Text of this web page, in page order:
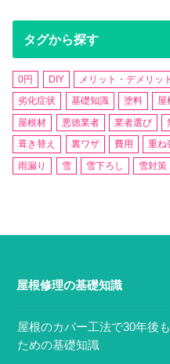
タグから探す
0円 DIY メリット・デメリット
劣化症状
基礎知識 塗料 屋
屋根材
悪徳業者 業者選び
葺き替え
裏ワザ 費用 重ね
雨漏り
雪 雪下ろし 雪対策
屋根修理の基礎知識
屋根のカバー工法で30年後
ための基礎知識